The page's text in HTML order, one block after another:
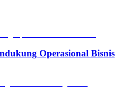
Operasional Bisnis